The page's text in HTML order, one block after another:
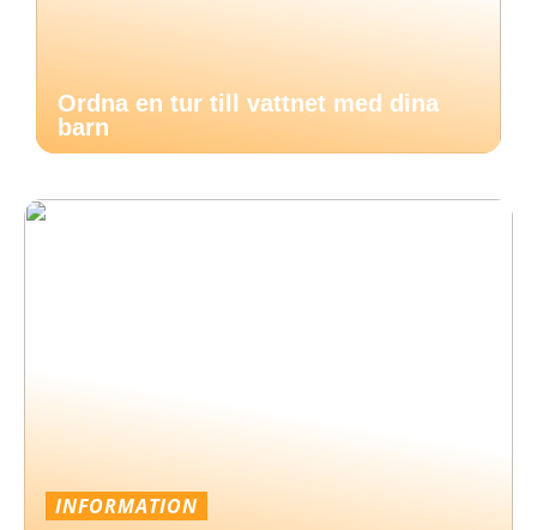
Ordna en tur till vattnet med dina
barn
INFORMATION